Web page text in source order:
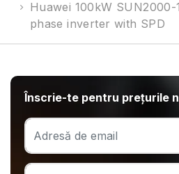
Huawei 100kW
phase inverter with SPD
Înscrie-te pentru prețurile